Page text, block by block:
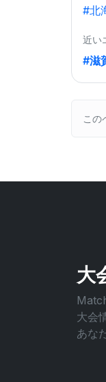
#北
近い
#滋
この
大
大会
あな